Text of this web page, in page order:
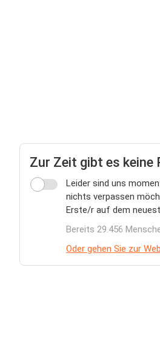
Zur Zeit gibt es keine
Leider sind uns
nichts verpassen
Erste/r auf dem
Bereits 29.456
Oder gehen Sie zur